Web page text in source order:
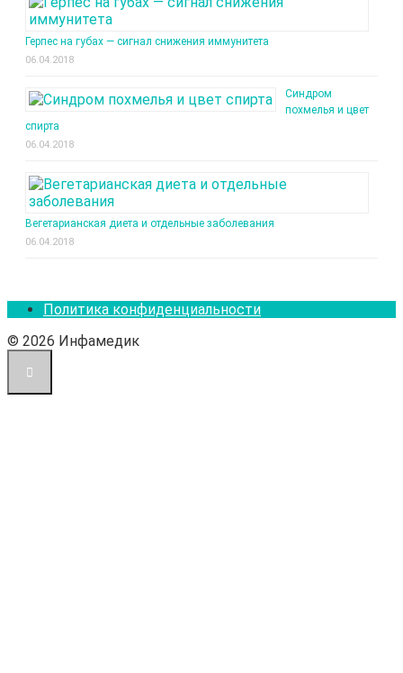
Герпес на губах — сигнал снижения иммунитета
06.04.2018
Синдром
похмелья и цвет
спирта
06.04.2018
Вегетарианская диета и отдельные заболевания
06.04.2018
Политика конфиденциальности
© 2026 Инфамедик